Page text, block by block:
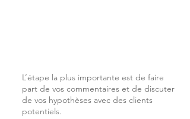
L’étape la plus importante est de faire
part de vos commentaires et de discuter
de vos hypothèses avec des clients
potentiels.